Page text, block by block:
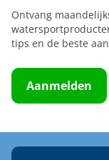
Ontvang
tips en de beste
Aanmelden